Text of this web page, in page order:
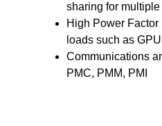
sharing for
High Power
loads such as
Communications
PMC, PMM, PMI